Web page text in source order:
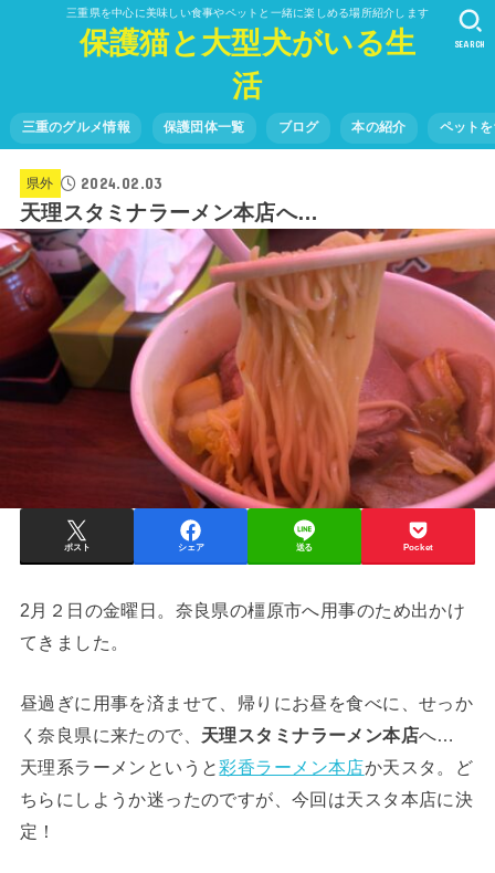
三重県を中心に美味しい食事やペットと一緒に楽しめる場所紹介します
保護猫と大型犬がいる生
活
三重のグルメ情報 保護団体一覧 ブログ 本の紹介 ペット
SEARCH
県外 2024.02.03
天理スタミナラーメン本店へ…
ポスト シェア 送る Pocket
2月２日の金曜日。奈良県の橿原市へ用事のため出かけ
てきました。
昼過ぎに用事を済ませて、帰りにお昼を食べに、せっか
く奈良県に来たので、 天理スタミナラーメン本店へ…
天理系ラーメンというと彩香ラーメン本店か天スタ。ど
ちらにしようか迷ったのですが、今回は天スタ本店に決
定！